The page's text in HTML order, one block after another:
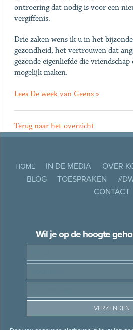
ontroering dat nodig is voor een
vergiffenis.
Drie zaken wens ik u in het
gezondheid, het vertrouwen dat
gezonde eigenliefde die
mogelijk maken.
Lees De week van Geens »
Terug naar het overzicht
HOME IN DE MEDIA OVER
BLOG
TOESPRAKEN
CONTACT
Wil je op de hoogte